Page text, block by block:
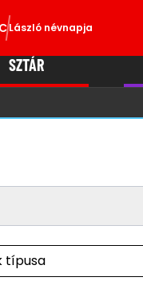
László névnapja
SZTÁR
típusa